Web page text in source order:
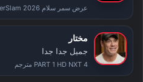
عرض سمر سلام SummerSlam 2026 الليلة الأولى كامل مترجم
مختار
جميل جدا جدا
PART 1 HD NXT 4 مترجم